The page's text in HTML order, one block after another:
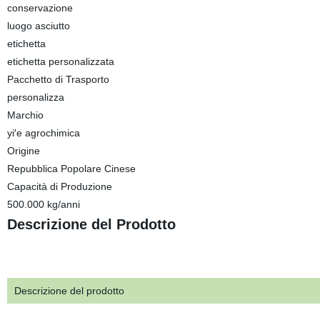
conservazione
luogo asciutto
etichetta
etichetta personalizzata
Pacchetto di Trasporto
personalizza
Marchio
yi′e agrochimica
Origine
Repubblica Popolare Cinese
Capacità di Produzione
500.000 kg/anni
Descrizione del Prodotto
Descrizione del prodotto